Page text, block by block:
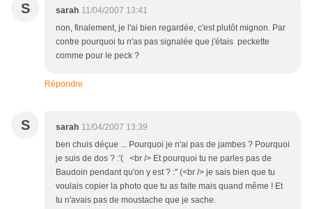
S sarah 11/04/2007 13:41
non, finalement, je l'ai bien regardée, c'est plutôt mignon. Par
contre pourquoi tu n'as pas signalée que j'étais peckette
comme pour le peck ?
Répondre
S sarah 11/04/2007 13:39
ben chuis déçue ... Pourquoi je n'ai pas de jambes ? Pourquoi
je suis de dos ? :'( <br /> Et pourquoi tu ne parles pas de
Baudoin pendant qu'on y est ? :'' (<br /> je sais bien que tu
voulais copier la photo que tu as faite mais quand même ! Et
tu n'avais pas de moustache que je sache.